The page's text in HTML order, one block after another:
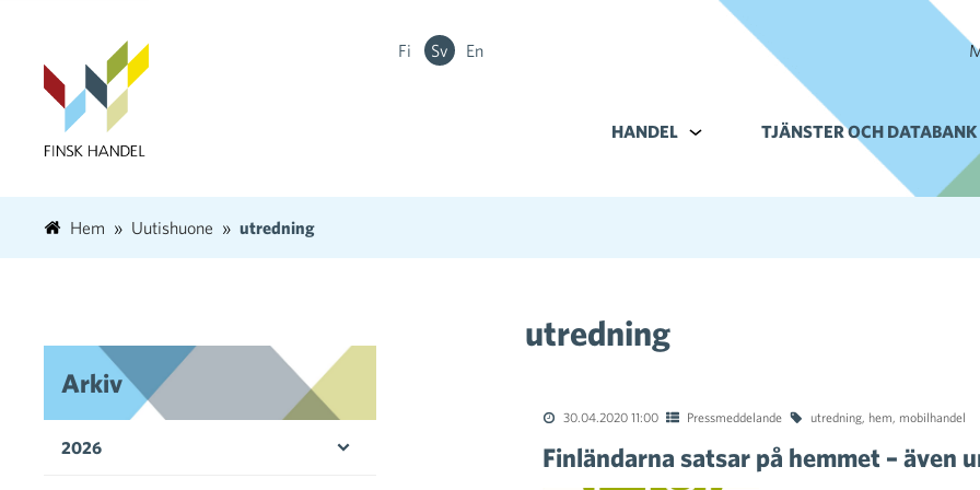
Fi Sv En
HANDEL Alavalikko kohteelle Handel
TJÄNSTER OCH DATABANK
Hem Uutishuone utredning
utredning
30.04.2020 11:00 Pressmeddelande utredning, hem, mobilhandel
Finländarna satsar på hemmet – även
Arkiv
2026